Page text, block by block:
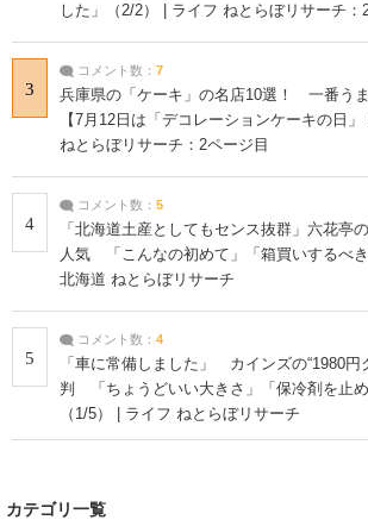
した」（2/2） | ライフ ねとらぼリサーチ：
3
コメント数： 7
兵庫県の「ケーキ」の名店10選！ 一番う
【7月12日は「デコレーションケーキの日
ねとらぼリサーチ：2ページ目
4
コメント数： 5
「北海道土産としてもセンス抜群」六花亭
人気 「こんなの初めて」「箱買いするべき
北海道 ねとらぼリサーチ
5
コメント数： 4
「車に常備しました」 カインズの“1980円
判 「ちょうどいい大きさ」「保冷剤を止め
（1/5） | ライフ ねとらぼリサーチ
カテゴリ一覧